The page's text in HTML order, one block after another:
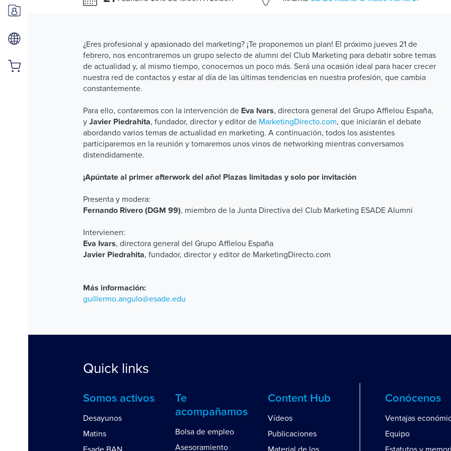
¿Eres profesional y apasionado del marketing? ¡Te proponemos un plan! El próximo jueves 21 de
febrero, nos encontraremos un grupo selecto de alumni del Club Marketing para debatir sobre temas
de actualidad y, al mismo tiempo, conocernos un poco más. Será una ocasión ideal para hacer crecer
nuestra red de contactos y estar al día de las últimas tendencias en nuestra profesión, que cambia
constantemente.
Para ello, contaremos con la intervención de Eva Ivars, directora general del Grupo Afflelou España,
y Javier Piedrahita, fundador, director y editor de MarketingDirecto.com, que iniciarán el debate
abordando varios temas de actualidad en marketing. A continuación, todos los asistentes
participaremos en la reunión y tomaremos unos vinos de networking mientras conversamos
distendidamente.
¡Apúntate al primer afterwork del año! Plazas limitadas y solo por invitación
Presenta y modera:
Fernando Rivero (DGM 99), miembro de la Junta Directiva del Club Marketing ESADE Alumni
Intervienen:
Eva Ivars, directora general del Grupo Afflelou España
Javier Piedrahita, fundador, director y editor de MarketingDirecto.com
Más información:
guillermo.angulo@esade.edu
Quick links
Somos activos
Desayunos
Matins
Te
acompañamos
Bolsa de empleo
Asesoramiento
Content Hub
Vídeos
Publicaciones
Conócenos
Ventajas
Equipo